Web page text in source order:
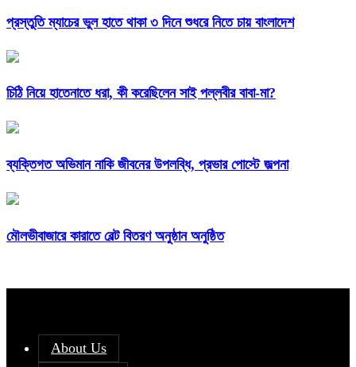
প্রস্তুতি ম্যাচের ভুল হাতে থাকা ৩ দিনে শুধরে নিতে চায় বাংলাদেশ
চিঠি নিয়ে হাতেনাতে ধরা, কী করেছিলেন সাই পল্লবীর বাবা-মা?
ব্যক্তিগত অভিমান নাকি জীবনের উপলব্ধি, প্রভার পোস্টে জল্পনা
মৌলভীবাজারে কারাতে বেল্ট বিতরণ অনুষ্ঠান অনুষ্ঠিত
About Us